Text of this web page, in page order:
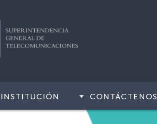
INSTITUCIÓN CONTÁCTENOS